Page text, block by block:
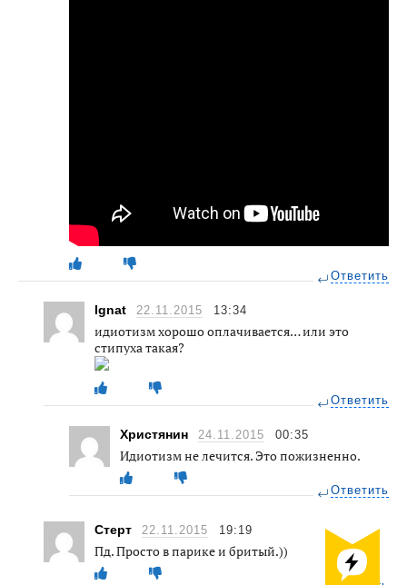
Ответить
Ignat 22.11.2015 13:34
идиотизм хорошо оплачивается… или это
стипуха такая?
Ответить
Христянин 24.11.2015 00:35
Идиотизм не лечится. Это пожизненно.
Ответить
Стepт 22.11.2015 19:19
Пд. Просто в парике и бритый.))